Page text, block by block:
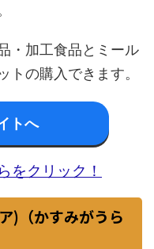
・加工食品とミール
トの購入できます。
トへ
をクリック！
)（かすみがうら